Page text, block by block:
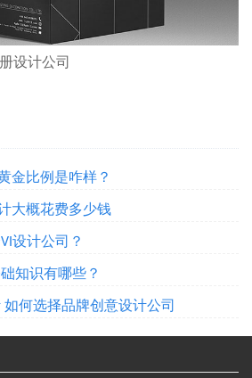
设计公司
金比例是咋样？
大概花费多少钱
设计公司？
知识有哪些？
何选择品牌创意设计公司